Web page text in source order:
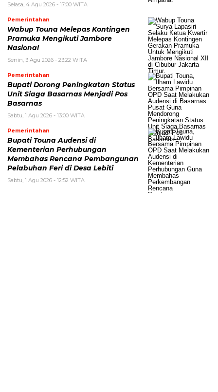
Selasa, 4 Agu 2026 - 17:00 WITA
Pemerintahan
Wabup Touna Melepas Kontingen
Pramuka Mengikuti Jambore
Nasional
Senin, 3 Agu 2026 - 23:22 WITA
Pemerintahan
Bupati Dorong Peningkatan Status
Unit Siaga Basarnas Menjadi Pos
Basarnas
Sabtu, 1 Agu 2026 - 13:00 WITA
Pemerintahan
Bupati Touna Audensi di
Kementerian Perhubungan
Membahas Rencana Pembangunan
Pelabuhan Feri di Desa Lebiti
Sabtu, 1 Agu 2026 - 12:52 WITA